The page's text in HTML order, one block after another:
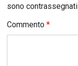
sono contrassegnati
Commento *